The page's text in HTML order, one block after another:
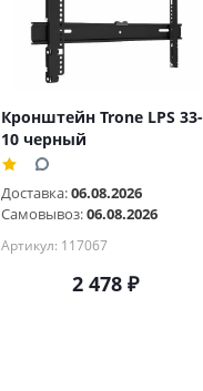
Кронштейн Trone LPS 33-
10 черный
Доставка:06.08.2026
Самовывоз:06.08.2026
Артикул: 117067
2 478₽